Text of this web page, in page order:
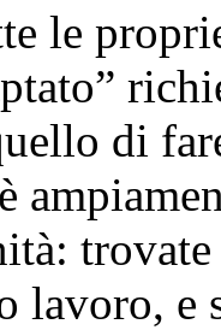
le
di
lavoro, e